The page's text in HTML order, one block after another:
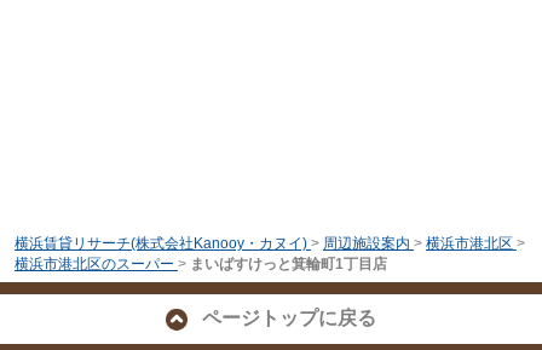
横浜賃貸リサーチ(株式会社Kanooy・カヌイ) > 周辺施設案内 > 横浜市港北区 >
横浜市港北区のスーパー > まいばすけっと箕輪町1丁目店
ページトップに戻る